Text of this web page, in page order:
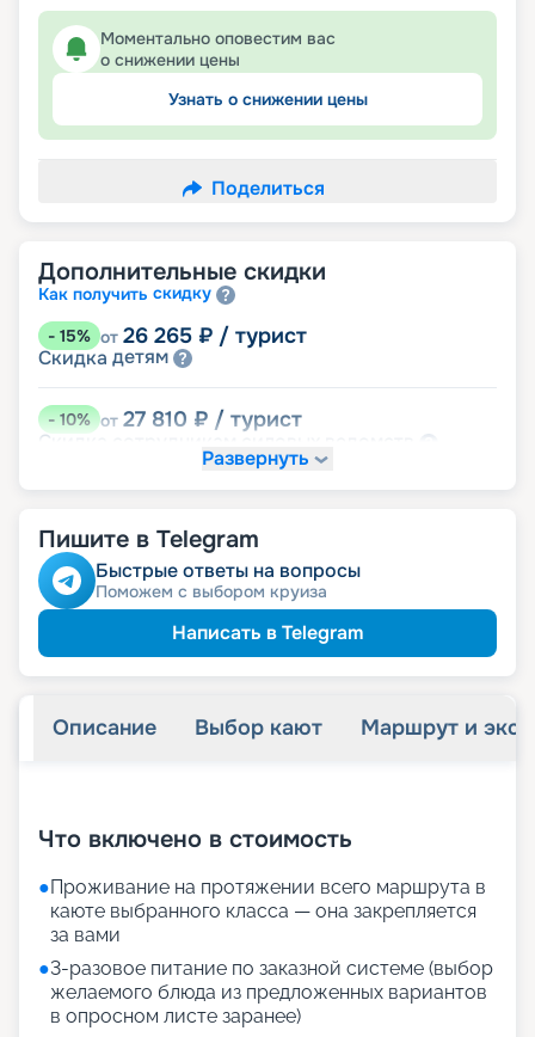
Моментально оповестим вас
о снижении цены
Узнать о снижении цены
Поделиться
Дополнительные скидки
Как получить скидку
- 15% от 26 265 ₽ / турист
Скидка детям
-10% от 27 810 ₽ / турист
Скидка сотрудникам силовых
Скидка многодетнымсемьям
действий и членам их
Развернуть
Пишите в Telegram
Быстрые ответы на вопросы
Поможем с выбором круиза
Написать в Telegram
Описание Выбор кают Маршрут и
Что включено в стоимость
●Проживание на протяжении всего маршрута в
каюте выбранного класса — она закрепляется
за вами
●3-разовое питание по заказной системе (выбор
желаемого блюда из предложенных вариантов
в опросном листе заранее)